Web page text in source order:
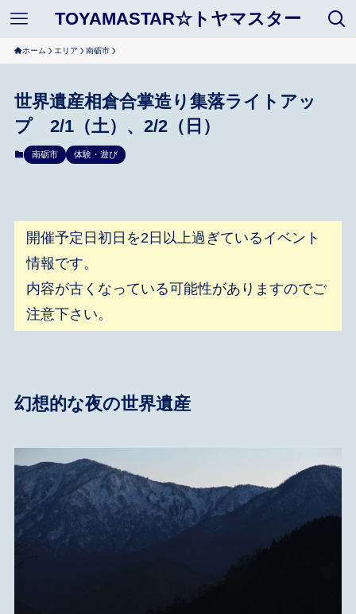
TOYAMASTAR☆トヤマスター
ホーム エリア 南砺市
世界遺産相倉合掌造り集落ライトアッ
プ 2/1（土）、2/2（日）
南砺市 体験・遊び
開催予定日初日を2日以上過ぎているイベント
情報です。
内容が古くなっている可能性がありますのでご
注意下さい。
幻想的な夜の世界遺産